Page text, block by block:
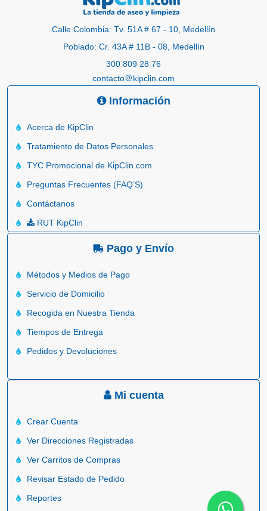
Calle Colombia: Tv. 51A # 67 - 10, Medellín
Poblado: Cr. 43A # 11B - 08, Medellín
300 809 28 76
contacto
kipclin.com
Información
Acerca de KipClin
Tratamiento de Datos Personales
TYC Promocional de KipClin.com
Preguntas Frecuentes (FAQ’S)
Contáctanos
RUT KipClin
Pago y Envío
Métodos y Medios de Pago
Servicio de Domicilio
Recogida en Nuestra Tienda
Tiempos de Entrega
Pedidos y Devoluciones
Mi cuenta
Crear Cuenta
Ver Direcciones Registradas
Ver Carritos de Compras
Revisar Estado de Pedido
Reportes